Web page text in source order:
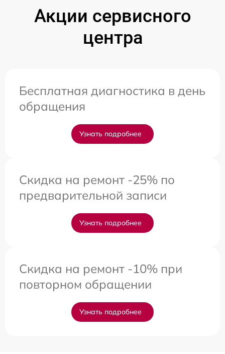
Акции сервисного
центра
Бесплатная диагностика в день
обращения
Узнать подробнее
Скидка на ремонт -25% по
предварительной записи
Узнать подробнее
Скидка на ремонт -10% при
повторном обращении
Узнать подробнее